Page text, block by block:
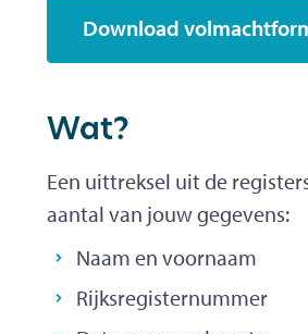
Download
Wat?
Een uittreksel uit de
aantal van jouw gegevens:
Naam en voornaam
Rijksregisternummer